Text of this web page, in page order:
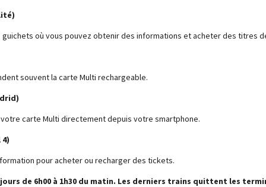
où vous pouvez obtenir des informations et acheter des titres
souvent la carte Multi rechargeable.
carte Multi directement depuis votre smartphone.
pour acheter ou recharger des tickets.
de 6h00 à 1h30 du matin. Les derniers trains quittent les